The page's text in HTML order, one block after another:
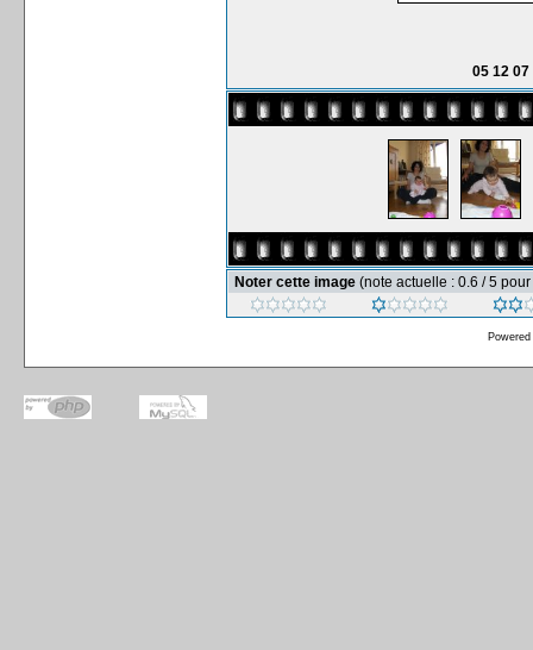
05 12
Noter cette image (note actuelle : 0.6 / 5